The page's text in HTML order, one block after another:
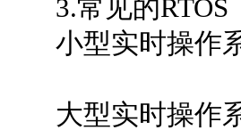
3.常见的RTOS
小型实时操作系
大型实时操作系